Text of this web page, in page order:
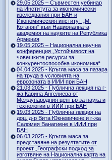
29.05.2025 – Съвместен уебинар
на Института за икономически
изследвания при БАН и
Икономическия институт „М.
Котанян“ към Националната
академия на науките на Република
Армения
19.05.2025 – Национална научна
конференция „Устойчивост на
човешките ресурси за
конкурентоспособна икономика“
04.04.2025 - Кръгла маса за пазара
на труда в условията на
еврозоната в ИИИ при БАН
21.03.2025 - Публична лекция на г-
жа Карина Ангелиева от
Международния център за наука и
технологии в ИИИ при БАН
19.03.2025 - Публична лекция на
доц. д-р Вита Юкневичене и г-жа
Саломея Ванагиене в ИИИ при
БАН
06.03.2025 - Кръгла маса за
представяне на резултатите от
проект „Географски подход за
изготвяне на Национална карта на